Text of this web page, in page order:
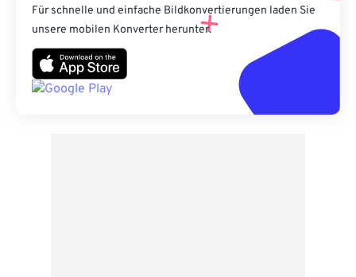
Für schnelle und einfache Bildkonvertierungen laden Sie
unsere mobilen Konverter herunter.